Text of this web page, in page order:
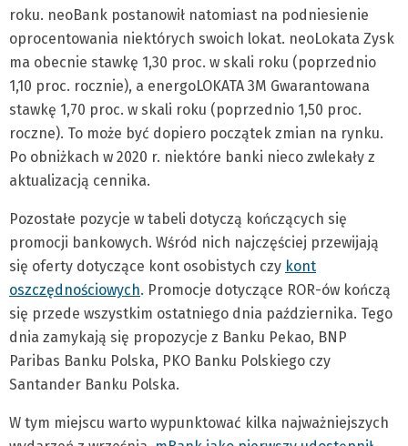
roku. neoBank postanowił natomiast na podniesienie
oprocentowania niektórych swoich lokat. neoLokata Zysk
ma obecnie stawkę 1,30 proc. w skali roku (poprzednio
1,10 proc. rocznie), a energoLOKATA 3M Gwarantowana
stawkę 1,70 proc. w skali roku (poprzednio 1,50 proc.
roczne). To może być dopiero początek zmian na rynku.
Po obniżkach w 2020 r. niektóre banki nieco zwlekały z
aktualizacją cennika.
Pozostałe pozycje w tabeli dotyczą kończących się
promocji bankowych. Wśród nich najczęściej przewijają
się oferty dotyczące kont osobistych czy kont
oszczędnościowych. Promocje dotyczące ROR-ów kończą
się przede wszystkim ostatniego dnia października. Tego
dnia zamykają się propozycje z Banku Pekao, BNP
Paribas Banku Polska, PKO Banku Polskiego czy
Santander Banku Polska.
W tym miejscu warto wypunktować kilka najważniejszych